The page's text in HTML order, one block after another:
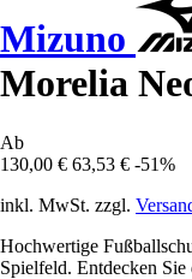
Mizuno
Morelia
Ab
130,00 € 63,53 € -51%
inkl. MwSt. zzgl.
Hochwertige
Spielfeld. Entdecken